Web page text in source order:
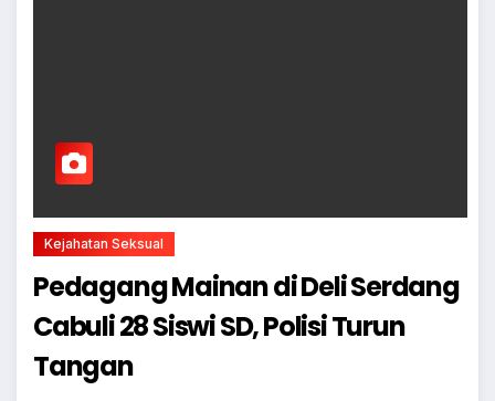
Kejahatan Seksual
Pedagang Mainan di Deli Serdang
Cabuli 28 Siswi SD, Polisi Turun
Tangan